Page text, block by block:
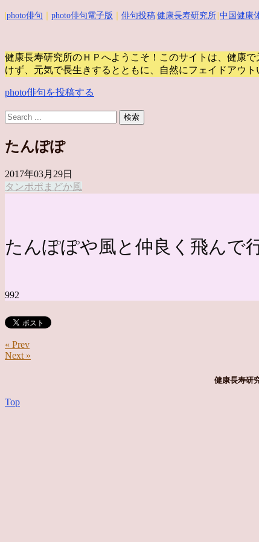
photo俳句 photo俳句電子版 俳句投稿 健康長寿研究所 中国健康
健康長寿研究所のＨＰへようこそ！このサイトは、健康
けず、元気で長生きするとともに、自然にフェイドアウト
photo俳句を投稿する
たんぽぽ
2017年03月29日
タンポポ まどか風
たんぽぽや風と仲良く飛んで
992
« Prev
Next »
健康長寿研
Top